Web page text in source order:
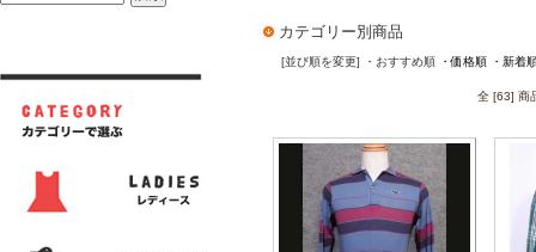
カテゴリー別商品
[並び順を変更] ・おすすめ順 ・価格順 ・新着
全 [63] 商